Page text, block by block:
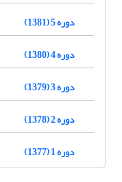
دوره 5 (1381)
دوره 4 (1380)
دوره 3 (1379)
دوره 2 (1378)
دوره 1 (1377)